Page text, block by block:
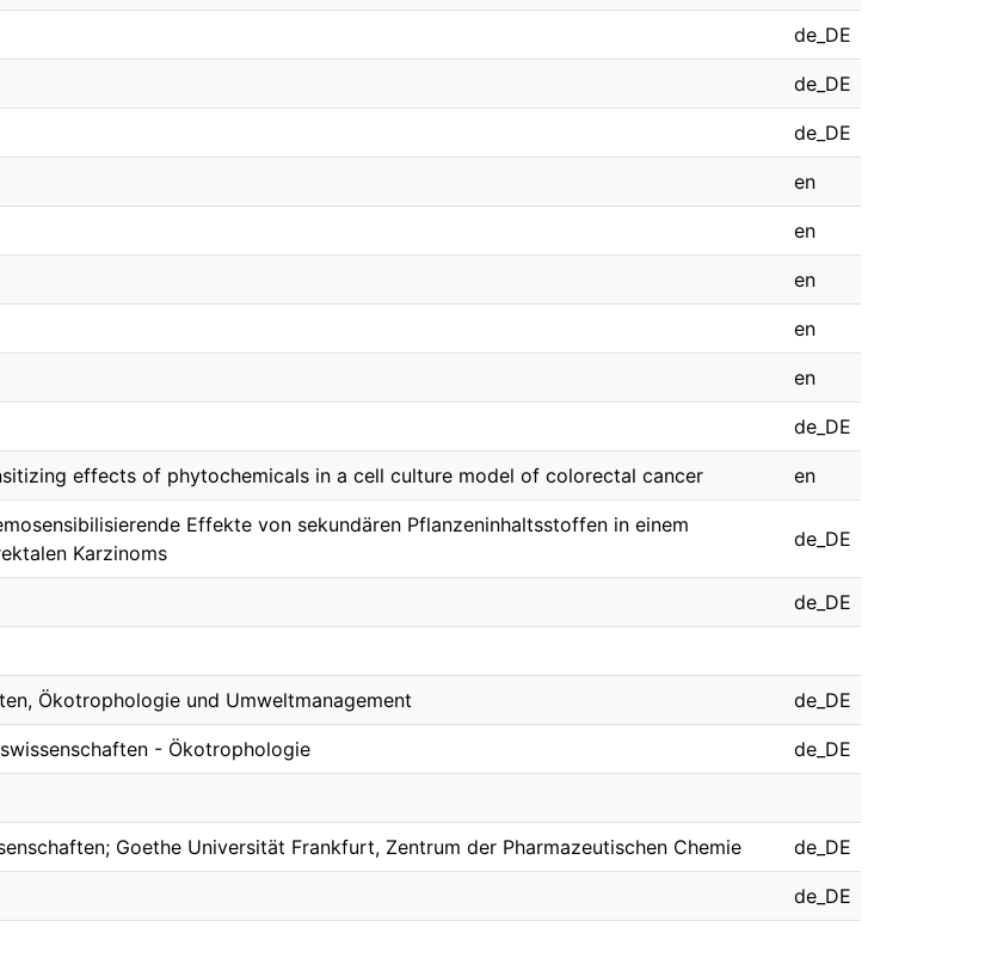
de_DE
de_DE
de_DE
en
en
en
en
en
de_DE
effects of phytochemicals in a cell culture model of colorectal cancer en
Effekte von sekundären Pflanzeninhaltsstoffen in einem
Karzinoms
de_DE
de_DE
Ökotrophologie und Umweltmanagement de_DE
- Ökotrophologie de_DE
Goethe Universität Frankfurt, Zentrum der Pharmazeutischen Chemie de_DE
de_DE